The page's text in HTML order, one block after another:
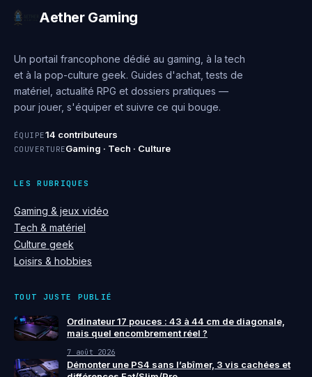
Aether Gaming
Un portail francophone dédié au gaming, à la tech
et à la pop-culture geek. Guides d'achat, tests de
matériel, actualité RPG et dossiers pratiques —
pour jouer, s'équiper et suivre ce qui bouge.
ÉQUIPE14 contributeurs
COUVERTUREGaming · Tech · Culture
LES RUBRIQUES
Gaming & jeux vidéo
Tech & matériel
Culture geek
Loisirs & hobbies
TOUT JUSTE PUBLIÉ
Ordinateur 17 pouces : 43 à 44 cm de diagonale,
mais quel encombrement réel ?
7 août 2026
Démonter une PS4 sans l’abîmer, 3 vis cachées et